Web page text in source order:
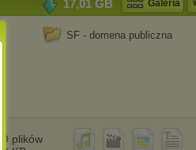
17,01 GB Galeria
SF - domena publiczna
0 plików